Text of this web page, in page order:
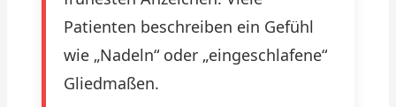
Patienten beschreiben ein Gefühl
wie „Nadeln“ oder „eingeschlafene“
Gliedmaßen.